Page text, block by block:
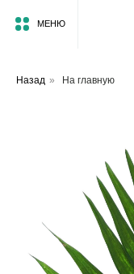
МЕНЮ
Назад » На главную